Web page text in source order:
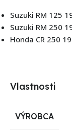
Suzuki RM 125
Suzuki RM 250
Honda CR 250
Vlastnosti
VÝROBCA